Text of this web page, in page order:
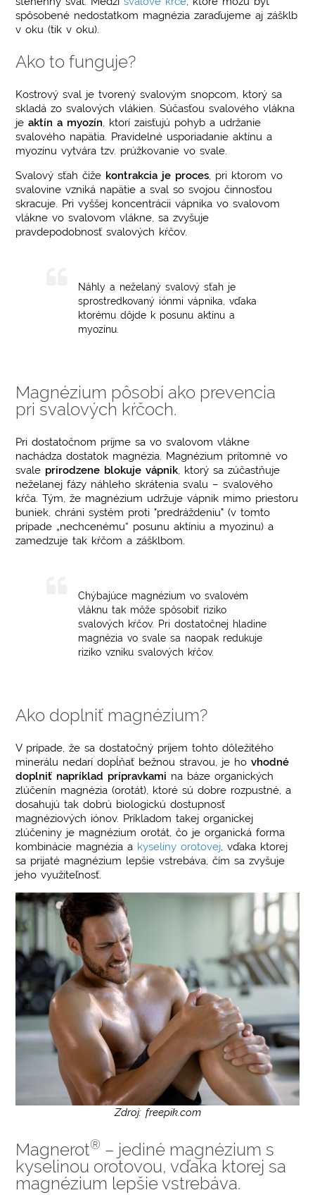
spôsobené nedostatkom magnézia zaraďujeme aj zášklb
v oku (tik v oku).
Ako to funguje?
Kostrový sval je tvorený svalovým snopcom, ktorý sa
skladá zo svalových vlákien. Súčasťou svalového vlákna
je aktín a myozín, ktorí zaisťujú pohyb a udržanie
svalového napätia. Pravidelné usporiadanie aktínu a
myozínu vytvára tzv. prúžkovanie vo svale.
Svalový sťah čiže kontrakcia je proces, pri ktorom vo
svalovine vzniká napätie a sval so svojou činnosťou
skracuje. Pri vyššej koncentrácii vápnika vo svalovom
vlákne vo svalovom vlákne, sa zvyšuje
pravdepodobnosť svalových kŕčov.
Náhly a neželaný svalový sťah je
sprostredkovaný iónmi vápnika, vďaka
ktorému dôjde k posunu aktínu a
myozínu.
Magnézium pôsobí ako prevencia
pri svalových kŕčoch.
Pri dostatočnom príjme sa vo svalovom vlákne
nachádza dostatok magnézia. Magnézium prítomné vo
svale prirodzene blokuje vápnik, ktorý sa zúčastňuje
neželanej fázy náhleho skrátenia svalu – svalového
kŕča. Tým, že magnézium udržuje vápnik mimo priestoru
buniek, chráni systém proti "predráždeniu" (v tomto
prípade „nechcenému“ posunu aktíniu a myozinu) a
zamedzuje tak kŕčom a zášklbom.
Chýbajúce magnézium vo svalovém
vláknu tak môže spôsobiť riziko
svalových kŕčov. Pri dostatočnej hladine
magnézia vo svale sa naopak redukuje
riziko vzniku svalových kŕčov.
Ako doplniť magnézium?
V prípade, že sa dostatočný príjem tohto dôležitého
minerálu nedarí dopĺňať bežnou stravou, je hovhodné
doplniť napríklad prípravkami na báze organických
zlúčenín magnézia (orotát), ktoré sú dobre rozpustné, a
dosahujú tak dobrú biologickú dostupnosť
magnéziových iónov. Príkladom takej organickej
zlúčeniny je magnézium orotát, čo je organická forma
kombinácie magnézia a kyseliny orotovej, vďaka ktorej
sa prijaté magnézium lepšie vstrebáva, čím sa zvyšuje
jeho využiteľnosť.
Zdroj: freepik.com
Magnerot® – jediné magnézium s
kyselinou orotovou, vďaka ktorej sa
magnézium lepšie vstrebáva.